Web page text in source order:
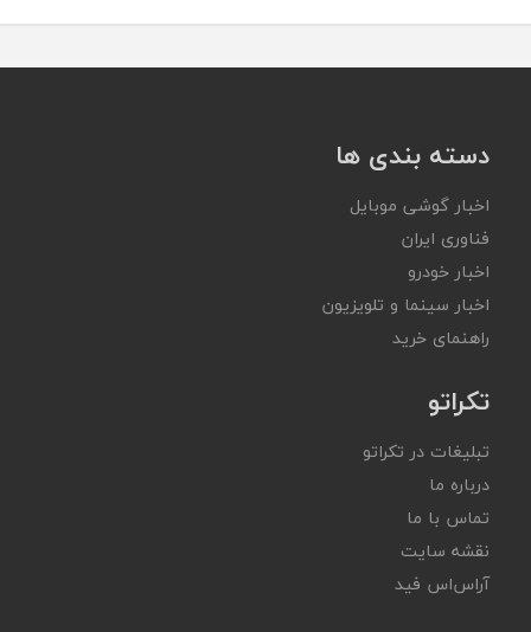
دسته بندی ها
اخبار گوشی موبایل
فناوری ایران
اخبار خودرو
اخبار سینما و تلویزیون
راهنمای خرید
تکراتو
تبلیغات در تکراتو
درباره ما
تماس با ما
نقشه سایت
آر‌اس‌اس فید